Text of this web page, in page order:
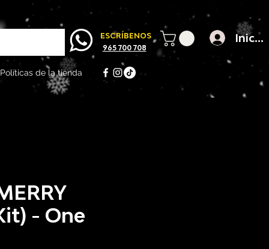
Políticas de la tienda
965 700 708
ESCRÍBENOS
- One